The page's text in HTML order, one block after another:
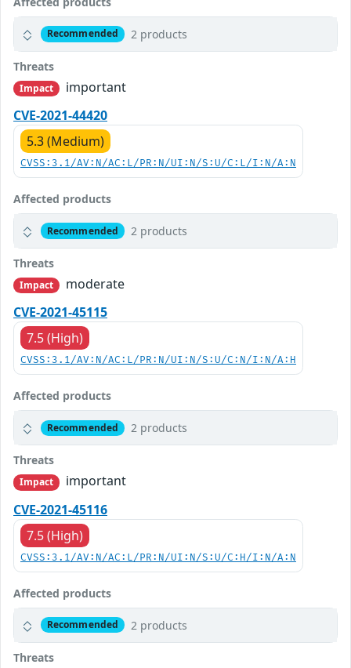
Recommended 2 products
Threats
Impact
important
CVE-2021-44420
5.3 (Medium)
CVSS:3.1/AV:N/AC:L/PR:N/UI:N/S:U/C:L/I:N/A:N
Affected products
Recommended 2 products
Threats
Impact
moderate
CVE-2021-45115
7.5 (High)
CVSS:3.1/AV:N/AC:L/PR:N/UI:N/S:U/C:N/I:N/A:H
Affected products
Recommended 2 products
Threats
Impact
important
CVE-2021-45116
7.5 (High)
CVSS:3.1/AV:N/AC:L/PR:N/UI:N/S:U/C:H/I:N/A:N
Affected products
Recommended 2 products
Threats